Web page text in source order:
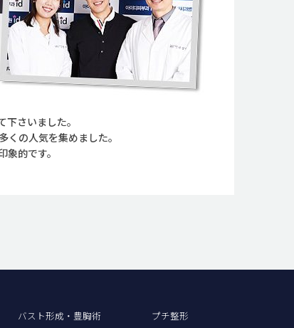
さいました。
の人気を集めました。
的です。
バスト形成・豊胸術 プチ整形